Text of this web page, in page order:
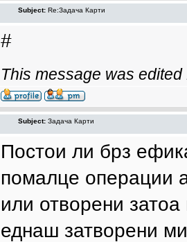
Subject: Re:Задача Карти
#
This message was
Subject: Задача Карти
Постои ли брз
помалце операции
или отворени
еднаш затворени